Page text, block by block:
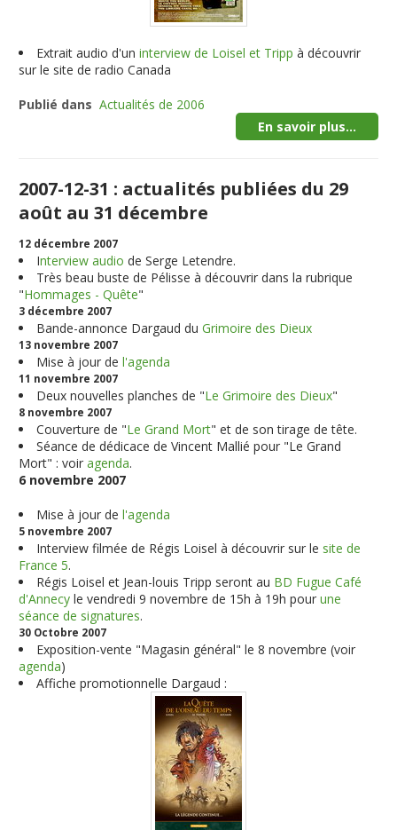
Extrait audio d'uninterview de Loisel et Tripp à découvrir
sur le site de radio Canada
Publié dans Actualités de 2006
En savoir plus...
2007-12-31 : actualités publiées du 29
août au 31 décembre
12 décembre 2007
Interview audiode Serge Letendre.
Très beau buste de Pélisse à découvrir dans la rubrique
"Hommages - Quête"
3 décembre 2007
Bande-annonce Dargaud duGrimoire des Dieux
13 novembre 2007
Mise à jour del'agenda
11 novembre 2007
Deux nouvelles planches de "Le Grimoire des Dieux"
8 novembre 2007
Couverture de "Le Grand Mort" et de son tirage de tête.
Séance de dédicace de Vincent Mallié pour "Le Grand
Mort" : voiragenda.
6 novembre 2007
Mise à jour del'agenda
5 novembre 2007
Interview filmée de Régis Loisel à découvrir sur le site de
France 5.
Régis Loisel et Jean-louis Tripp seront au BD Fugue Café
d'Annecy le vendredi 9 novembre de 15h à 19h pourune
séance de signatures.
30 Octobre 2007
Exposition-vente "Magasin général" le 8 novembre (voir
agenda)
Affiche promotionnelle Dargaud :